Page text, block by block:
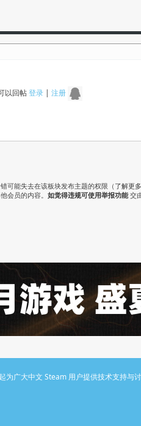
以回帖登录| 注册
可能失去在该板块发布主题的权限（ 了解更多
会员的内容。 如觉得违规可使用举报功能 交
广大中文 Steam 用户提供技术支持与